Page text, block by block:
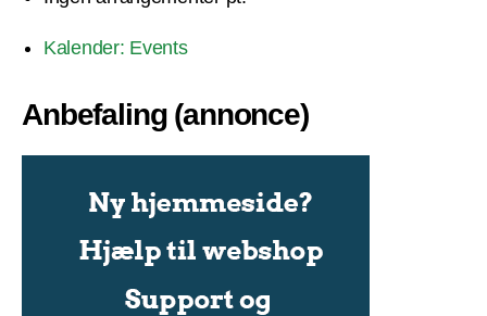
Kalender: Events
Anbefaling (annonce)